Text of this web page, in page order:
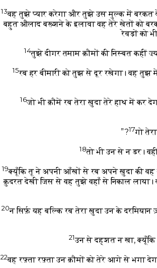
13वह तुझे प्यार करेगा और तुझे उस मुल्क में बरकत
बहुत औलाद बख़्शने के इलावा वह तेरे खेतों को
रेवड़ों को
14तुझे दीगर तमाम क़ौमों की निस्बत कहीं
15रब हर बीमारी को तुझ से दूर रखेगा। वह
16जो भी क़ौमें रब तेरा ख़ुदा तेरे हाथ में कर
17गो
18तो भी उन से न डर।
19क्यूँकि तू ने अपनी आँखों से रब अपने ख़ुदा की
क़ुदरत देखी जिस से वह तुझे वहाँ से निकाल
20न सिर्फ़ यह बल्कि रब तेरा ख़ुदा उन के
21उन से दह्शत न खा, क्यूँकि
22वह रफ़्ता रफ़्ता उन क़ौमों को तेरे आगे से भगा